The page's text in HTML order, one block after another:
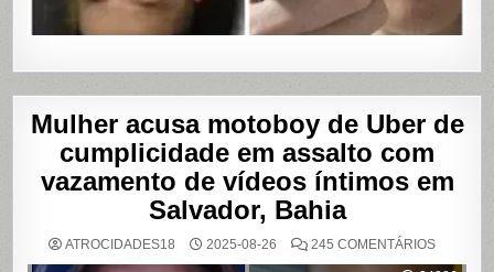
Mulher acusa motoboy de Uber de
cumplicidade em assalto com
vazamento de vídeos íntimos em
Salvador, Bahia
ATROCIDADES18 2025-08-26 245 COMENTÁRIOSEM